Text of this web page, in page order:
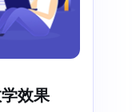
效果